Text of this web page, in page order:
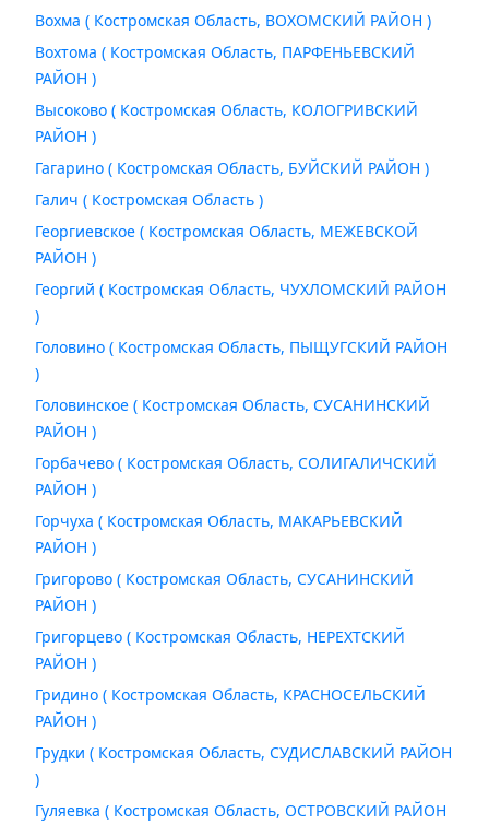
Вохма ( Костромская Область, ВОХОМСКИЙ РАЙОН )
Вохтома ( Костромская Область, ПАРФЕНЬЕВСКИЙ
РАЙОН )
Высоково ( Костромская Область, КОЛОГРИВСКИЙ
РАЙОН )
Гагарино ( Костромская Область, БУЙСКИЙ РАЙОН )
Галич ( Костромская Область )
Георгиевское ( Костромская Область, МЕЖЕВСКОЙ
РАЙОН )
Георгий ( Костромская Область, ЧУХЛОМСКИЙ РАЙОН
)
Головино ( Костромская Область, ПЫЩУГСКИЙ РАЙОН
)
Головинское ( Костромская Область, СУСАНИНСКИЙ
РАЙОН )
Горбачево ( Костромская Область, СОЛИГАЛИЧСКИЙ
РАЙОН )
Горчуха ( Костромская Область, МАКАРЬЕВСКИЙ
РАЙОН )
Григорово ( Костромская Область, СУСАНИНСКИЙ
РАЙОН )
Григорцево ( Костромская Область, НЕРЕХТСКИЙ
РАЙОН )
Гридино ( Костромская Область, КРАСНОСЕЛЬСКИЙ
РАЙОН )
Грудки ( Костромская Область, СУДИСЛАВСКИЙ РАЙОН
)
Гуляевка ( Костромская Область, ОСТРОВСКИЙ РАЙОН